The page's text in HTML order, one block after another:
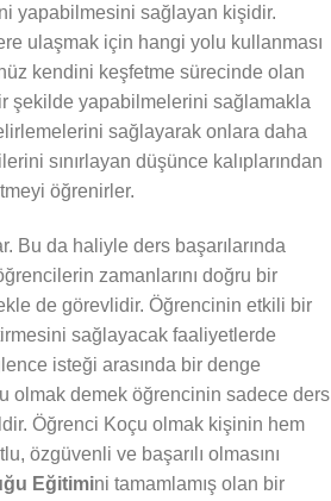
yapabilmesini sağlayan kişidir.
ulaşmak için hangi yolu kullanması
kendini keşfetme sürecinde olan
şekilde yapabilmelerini sağlamakla
sağlayarak onlara daha
sınırlayan düşünce kalıplarından
öğrenirler.
Bu da haliyle ders başarılarında
zamanlarını doğru bir
de görevlidir. Öğrencinin etkili bir
sağlayacak faaliyetlerde
isteği arasında bir denge
olmak demek öğrencinin sadece ders
Öğrenci Koçu olmak kişinin hem
özgüvenli ve başarılı olmasını
Eğitimini tamamlamış olan bir